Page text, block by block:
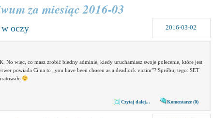
za miesiąc 2016-03
oczy 2016-03-02
No więc, co masz zrobić biedny adminie, kiedy uruchamiasz swoje polecenie, które jest
powiada Ci na to „you have been chosen as a deadlock victim”? Spróbuj tego: SET
Komentarze (0)
Czytaj dalej...